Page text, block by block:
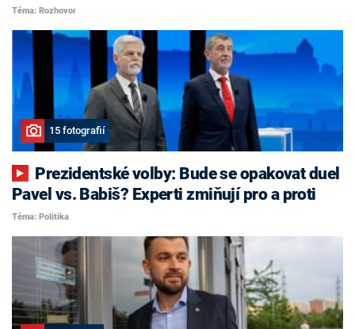
Téma: Rozhovor
15 fotografií
Pavel vs. Babiš? Experti zmiňují pro a proti
Téma: Politika